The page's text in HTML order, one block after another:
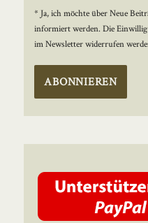
* Ja, ich möchte über Neue
informiert werden. Die
im Newsletter widerrufen